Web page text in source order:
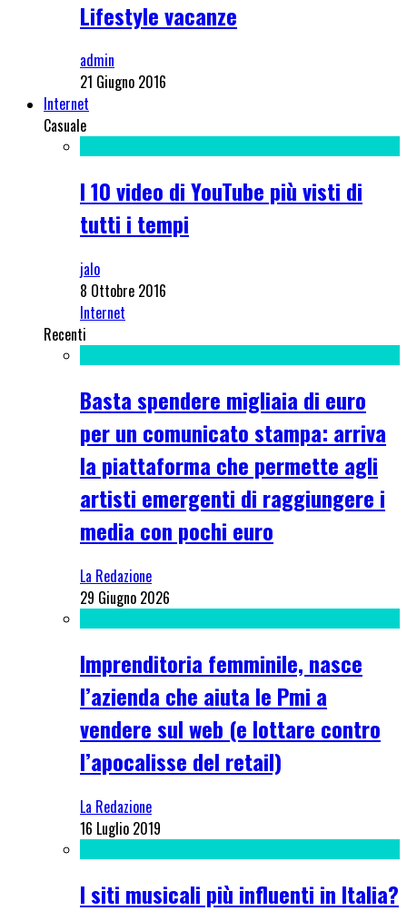
Lifestyle vacanze
admin
21 Giugno 2016
Internet
Casuale
I 10 video di YouTube più visti di
tutti i tempi
jalo
8 Ottobre 2016
Internet
Recenti
Basta spendere migliaia di euro
per un comunicato stampa: arriva
la piattaforma che permette agli
artisti emergenti di raggiungere i
media con pochi euro
La Redazione
29 Giugno 2026
Imprenditoria femminile, nasce
l’azienda che aiuta le Pmi a
vendere sul web (e lottare contro
l’apocalisse del retail)
La Redazione
16 Luglio 2019
I siti musicali più influenti in Italia?